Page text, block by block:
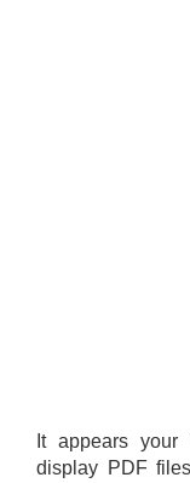
It appears
display PDF